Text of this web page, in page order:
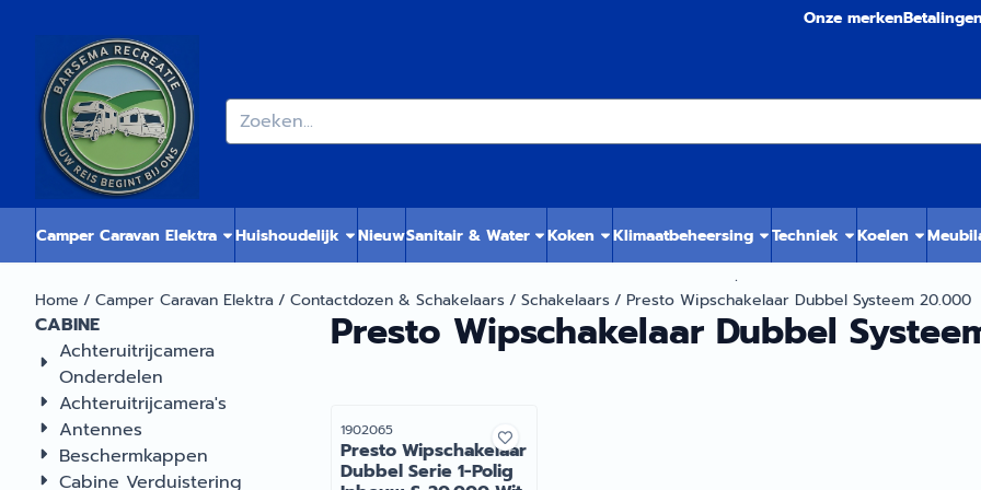
Onze merken
Zoeken
Camper Caravan Elektra Huishoudelijk NieuwSanitair & Water Koken Klimaatbeheersing Techniek Koelen
.
Home / Camper Caravan Elektra/ Contactdozen & Schakelaars/ Schakelaars/ Presto Wipschakelaar Dubbel Systeem 20.000
CABINE
Achteruitrijcamera
Onderdelen
Achteruitrijcamera's
Antennes
Beschermkappen
Cabine Verduistering
Presto Wipschakelaar Dubbel
Artikelnummer
1902065
Presto Wipschakelaar
Dubbel Serie 1-Polig